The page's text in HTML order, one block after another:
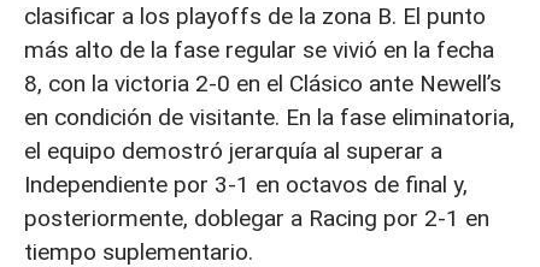
clasificar a los playoffs de la zona B. El punto
más alto de la fase regular se vivió en la fecha
8, con la victoria 2-0 en el Clásico ante Newell’s
en condición de visitante. En la fase eliminatoria,
el equipo demostró jerarquía al superar a
Independiente por 3-1 en octavos de final y,
posteriormente, doblegar a Racing por 2-1 en
tiempo suplementario.